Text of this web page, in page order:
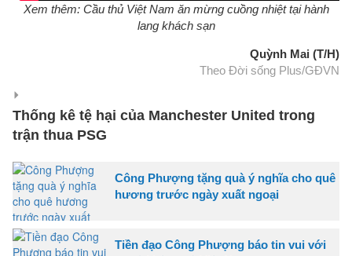
Xem thêm: Cầu thủ Việt Nam ăn mừng cuồng nhiệt tại hành
lang khách sạn
Quỳnh Mai (T/H)
Theo Đời sống Plus/GĐVN
Thống kê tệ hại của Manchester United trong
trận thua PSG
Công Phượng tặng quà ý nghĩa cho quê
hương trước ngày xuất ngoại
Tiền đạo Công Phượng báo tin vui với